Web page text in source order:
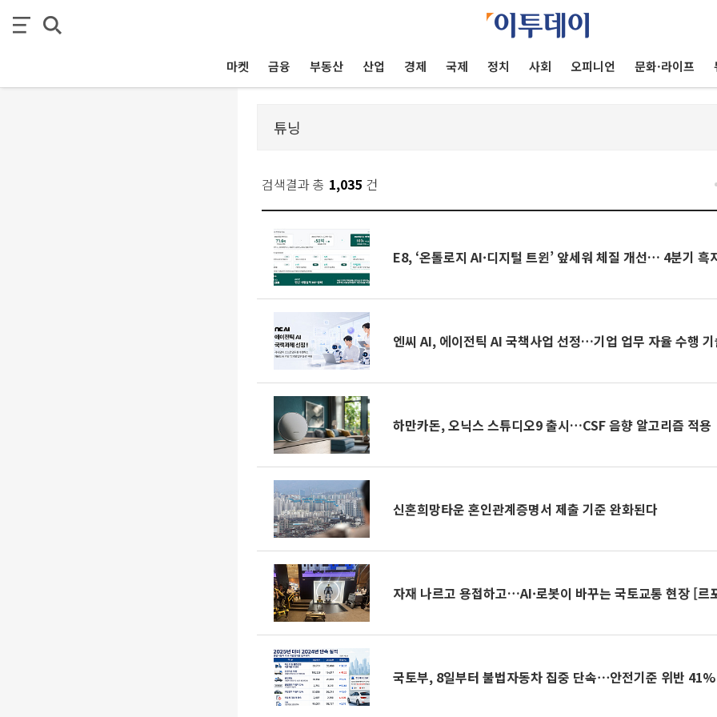
마켓 금융 부동산 산업 경제 국제 정치 사회 오피니언 문화·라이프
검색결과 총 1,035 건
E8, ‘온톨로지 AI·디지털 트윈’ 앞세워 체질 개선… 4분기 흑
엔씨 AI, 에이전틱 AI 국책사업 선정…기업 업무 자율 수행
하만카돈, 오닉스 스튜디오9 출시…CSF 음향 알고리즘 적용
신혼희망타운 혼인관계증명서 제출 기준 완화된다
자재 나르고 용접하고…AI·로봇이 바꾸는 국토교통 현장 [르
국토부, 8일부터 불법자동차 집중 단속⋯안전기준 위반